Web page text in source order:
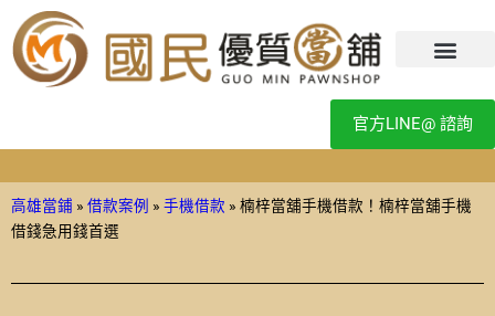
官方LINE@ 諮詢
高雄當鋪 » 借款案例 » 手機借款 » 楠梓當舖手機借款！楠梓當舖手機
借錢急用錢首選